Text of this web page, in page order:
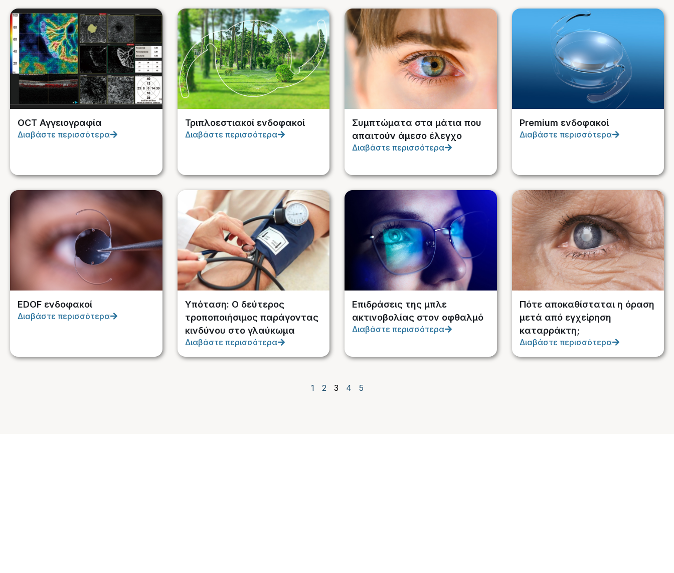
OCT Αγγειογραφία
Διαβάστε περισσότερα
Τριπλοεστιακοί ενδοφακοί
Διαβάστε περισσότερα
Συμπτώματα στα μάτια που
απαιτούν άμεσο έλεγχο
Διαβάστε περισσότερα
Premium ενδοφακοί
Διαβάστε περισσότερα
EDOF ενδοφακοί
Διαβάστε περισσότερα
Υπόταση: Ο δεύτερος
τροποποιήσιμος παράγοντας
κινδύνου στο γλαύκωμα
Διαβάστε περισσότερα
Επιδράσεις της μπλε
ακτινοβολίας στον οφθαλμό
Διαβάστε περισσότερα
Πότε αποκαθίσταται η όραση
μετά από εγχείρηση
καταρράκτη;
Διαβάστε περισσότερα
1 2 3 4 5